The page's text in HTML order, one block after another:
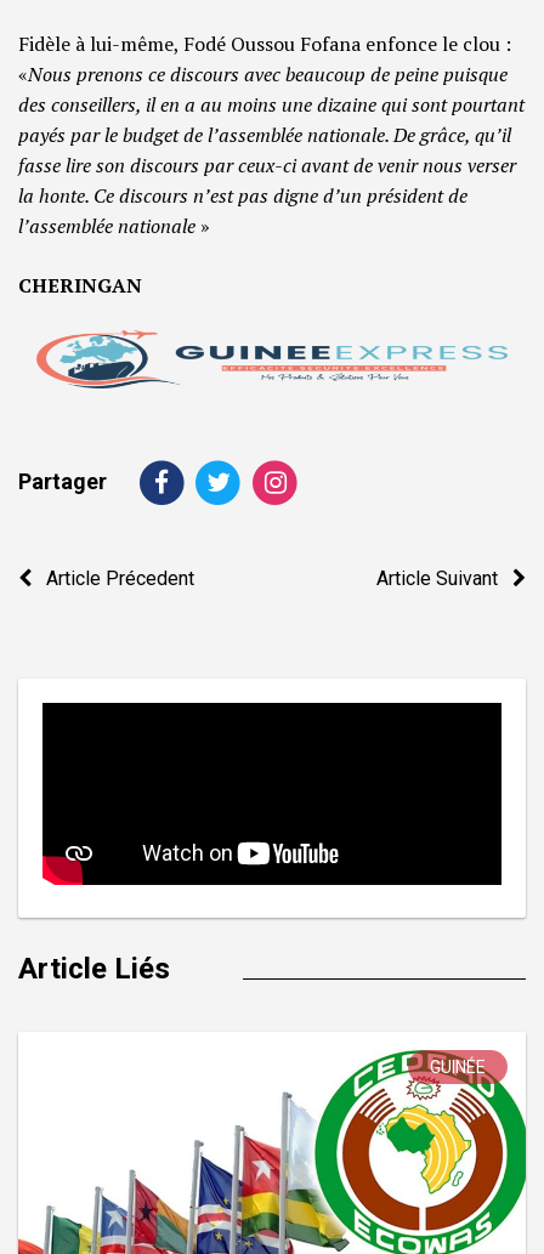
Fidèle à lui-même, Fodé Oussou Fofana enfonce le clou :
«Nous prenons ce discours avec beaucoup de peine puisque
des conseillers, il en a au moins une dizaine qui sont pourtant
payés par le budget de l’assemblée nationale. De grâce, qu’il
fasse lire son discours par ceux-ci avant de venir nous verser
la honte. Ce discours n’est pas digne d’un président de
l’assemblée nationale »
CHERINGAN
Partager
Navigation
Article Précedent Article Suivant
Article Liés
GUINÉE